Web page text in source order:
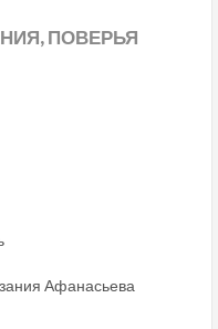
ПОВЕРЬЯ
Афанасьева